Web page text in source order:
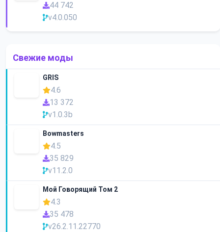
44 742
v4.0.050
Свежие моды
GRIS
4.6
13 372
v1.0.3b
Bowmasters
4.5
35 829
v11.2.0
Мой Говорящий Том 2
4.3
35 478
v26.2.11.22770